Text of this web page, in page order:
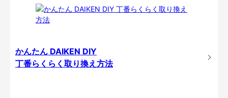
かんたん DAIKEN DIY
丁番らくらく取り換え方法